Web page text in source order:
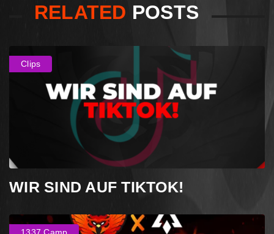
RELATED POSTS
Clips
WIR SIND AUF TIKTOK!
1337 Camp